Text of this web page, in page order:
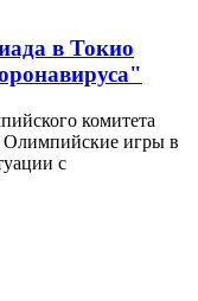
в Токио
комитета
игры в
с